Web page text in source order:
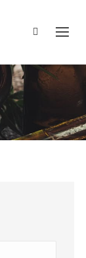
Search: